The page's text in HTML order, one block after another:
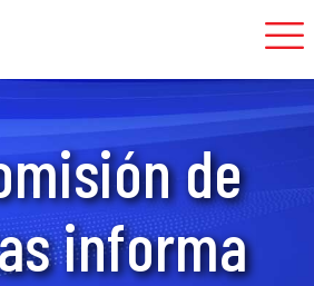
de
informa